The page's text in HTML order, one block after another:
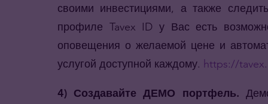
своими инвестициями, а также
профиле Tavex ID у Вас есть
оповещения о желаемой цене и
услугой доступной каждому. https://
4) Создавайте ДЕМО портфель.